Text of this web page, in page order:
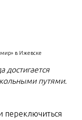
в Ижевске
путями.
переключиться